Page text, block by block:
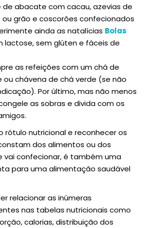
de abacate com cacau, azevias de
grão e coscorões confecionados
ainda as natalícias Bolas
lactose, sem glúten e fáceis de
as refeições com um chá de
ou chávena de chá verde (se não
Por último, mas não menos
as sobras e divida com os
rótulo nutricional e reconhecer os
dos alimentos ou dos
vai confecionar, é também uma
para uma alimentação saudável
relacionar as inúmeras
nas tabelas nutricionais como
calorias, distribuição dos